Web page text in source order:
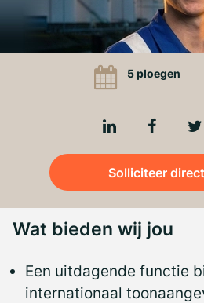
5 ploegen
Solliciteer
Wat bieden wij jou
Een uitdagende functie
internationaal